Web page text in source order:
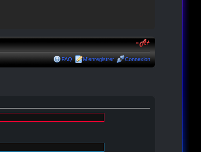
FAQ M’enregistrer Connexion